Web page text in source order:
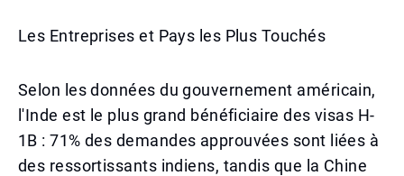
Les Entreprises et Pays les Plus Touchés
Selon les données du gouvernement américain,
l'Inde est le plus grand bénéficiaire des visas H-
1B : 71% des demandes approuvées sont liées à
des ressortissants indiens, tandis que la Chine